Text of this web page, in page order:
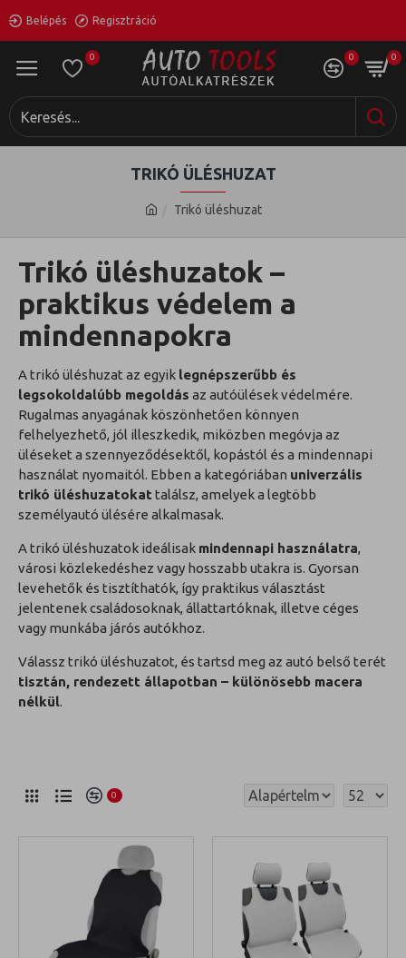
Belépés Regisztráció
0 0 0
Trikó üléshuzat
TRIKÓ ÜLÉSHUZAT
Trikó üléshuzatok –
praktikus védelem a
mindennapokra
A trikó üléshuzat az egyik legnépszerűbb és
legsokoldalúbb megoldás az autóülések védelmére.
Rugalmas anyagának köszönhetően könnyen
felhelyezhető, jól illeszkedik, miközben megóvja az
üléseket a szennyeződésektől, kopástól és a mindennapi
használat nyomaitól. Ebben a kategóriában univerzális
trikó üléshuzatokat találsz, amelyek a legtöbb
személyautó ülésére alkalmasak.
A trikó üléshuzatok ideálisak mindennapi használatra,
városi közlekedéshez vagy hosszabb utakra is. Gyorsan
levehetők és tisztíthatók, így praktikus választást
jelentenek családosoknak, állattartóknak, illetve céges
vagy munkába járós autókhoz.
Válassz trikó üléshuzatot, és tartsd meg az autó belső terét
tisztán, rendezett állapotban – különösebb macera
nélkül.
0